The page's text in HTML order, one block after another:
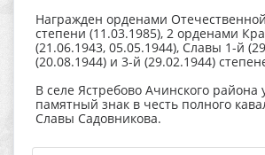
Награжден орденами
степени (11.03.1985), 2 орденами
(21.06.1943, 05.05.1944), Славы 1-й
(20.08.1944) и 3-й (29.02.1944)
В селе Ястребово Ачинского района
памятный знак в честь полного
Славы Садовникова.